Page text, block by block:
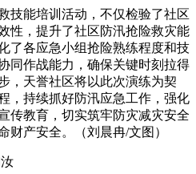
技能培训活动，不仅检验了社区
性，提升了社区防汛抢险救灾能
了各应急小组抢险熟练程度和技
同作战能力，确保关键时刻拉得
，天誉社区将以此次演练为契
，持续抓好防汛应急工作，强化
传教育，切实筑牢防灾减灾安全
财产安全。（刘晨冉/文图）